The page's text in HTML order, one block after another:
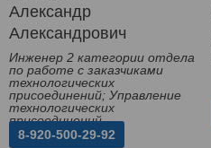
Александр
Александрович
Инженер 2 категории отдела
по работе с заказчиками
технологических
присоединений; Управление
технологических
присоединений
8-920-500-29-92